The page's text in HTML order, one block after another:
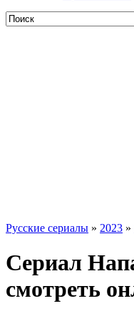
Русские сериалы » 2023 »
Сериал
смотреть